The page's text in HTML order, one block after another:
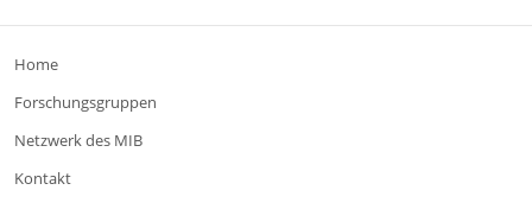
Home
Forschungsgruppen
Netzwerk des MIB
Kontakt